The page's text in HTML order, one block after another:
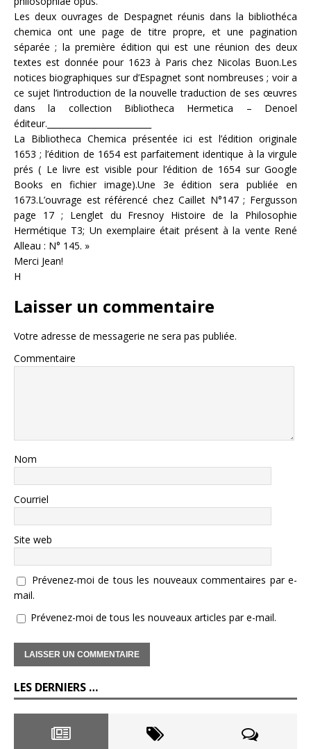
Les deux ouvrages de Despagnet réunis dans la bibliothéca
chemica ont une page de titre propre, et une pagination
séparée ; la première édition qui est une réunion des deux
textes est donnée pour 1623 à Paris chez Nicolas Buon.Les
notices biographiques sur d’Espagnet sont nombreuses ; voir a
ce sujet l’introduction de la nouvelle traduction de ses œuvres
dans la collection Bibliotheca Hermetica – Denoel
éditeur._________________________
La Bibliotheca Chemica présentée ici est l’édition originale
1653 ; l’édition de 1654 est parfaitement identique à la virgule
prés ( Le livre est visible pour l’édition de 1654 sur Google
Books en fichier image).Une 3e édition sera publiée en
1673.L’ouvrage est référencé chez Caillet N°147 ; Fergusson
page 17 ; Lenglet du Fresnoy Histoire de la Philosophie
Hermétique T3; Un exemplaire était présent à la vente René
Alleau : N° 145. »
Merci Jean!
H
Laisser un commentaire
Votre adresse de messagerie ne sera pas publiée.
Commentaire
Nom
Courriel
Site web
Prévenez-moi de tous les nouveaux commentaires par e-
mail.
Prévenez-moi de tous les nouveaux articles par e-mail.
LES DERNIERS …